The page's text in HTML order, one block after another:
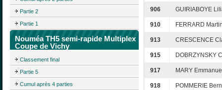
Partie 2
Partie 1
Nouméa TH5 semi-rapide Multiplex
Coupe de Vichy
Classement final
Partie 5
Cumul après 4 parties
906 GUIRIABOYE
910 FERRARD
913 CRESCENCE
915 DOBRZYNSKY
917 MARY
918 POMMERIE